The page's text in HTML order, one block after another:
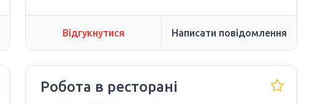
Відгукнутися Написати повідомлення
Робота в ресторані